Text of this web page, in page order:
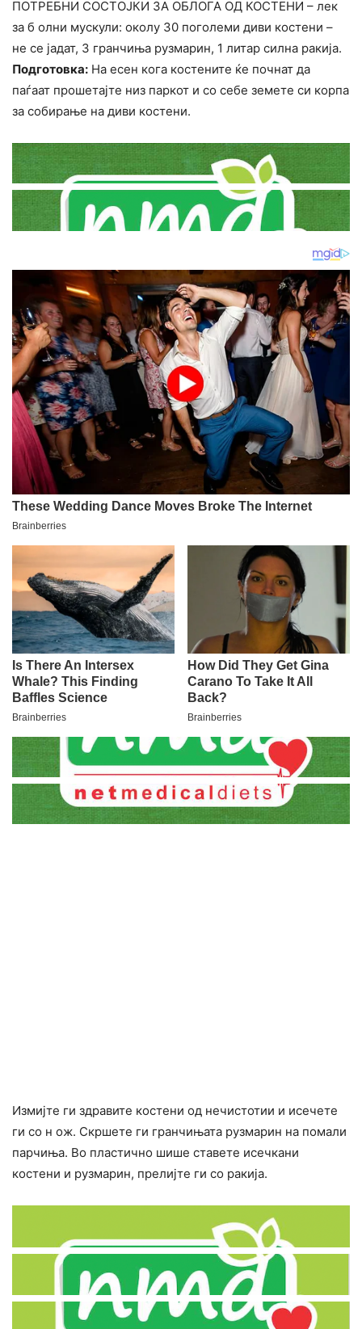
ПОТРЕБНИ СОСТОЈКИ ЗА ОБЛОГА ОД КОСТЕНИ – лек
за б олни мускули: околу 30 поголеми диви костени –
не се јадат, 3 гранчиња рузмарин, 1 литар силна ракија.
Подготовка: На есен кога костените ќе почнат да
паѓаат прошетајте низ паркот и со себе земете си корпа
за собирање на диви костени.
Измијте ги здравите костени од нечистотии и исечете
ги со н ож. Скршете ги гранчињата рузмарин на помали
парчиња. Во пластично шише ставете исечкани
костени и рузмарин, прелијте ги со ракија.